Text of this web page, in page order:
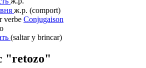
ж.р. (comport)
verbe Conjugaison
(saltar y brincar)
"retozo"